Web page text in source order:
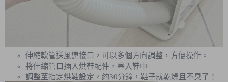
伸縮軟管送風連接口，可以多個方向調整，方便操作。
將伸縮管口插入烘鞋配件，塞入鞋中
調整至指定烘鞋設定，約30分鐘，鞋子就乾燥且不臭了！